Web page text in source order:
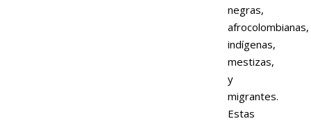
negras,
afrocolombianas,
indígenas,
mestizas,
y
migrantes.
Estas